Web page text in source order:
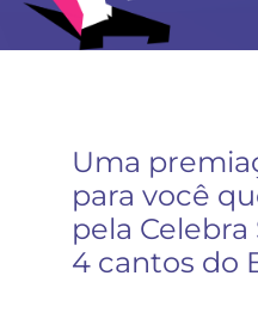
Uma
para você
pela
4 cantos do